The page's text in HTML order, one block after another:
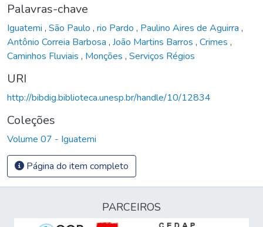
Palavras-chave
Iguatemi , São Paulo , rio Pardo , Paulino Aires de Aguirra ,
Antônio Correia Barbosa , João Martins Barros , Crimes ,
Caminhos Fluviais , Monções , Serviços Régios
URI
http://bibdig.biblioteca.unesp.br/handle/10/12834
Coleções
Volume 07 - Iguatemi
Página do item completo
PARCEIROS